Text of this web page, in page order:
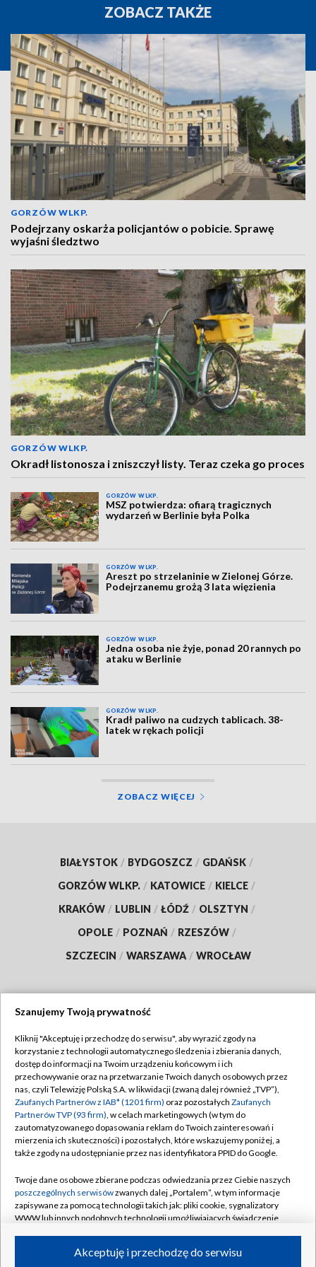
ZOBACZ TAKŻE
GORZÓW WLKP.
Podejrzany oskarża policjantów o pobicie. Sprawę
wyjaśni śledztwo
GORZÓW WLKP.
Okradł listonosza i zniszczył listy. Teraz czeka go proces
GORZÓW WLKP.
MSZ potwierdza: ofiarą tragicznych
wydarzeń w Berlinie była Polka
GORZÓW WLKP.
Areszt po strzelaninie w Zielonej Górze.
Podejrzanemu grożą 3 lata więzienia
GORZÓW WLKP.
Jedna osoba nie żyje, ponad 20 rannych po
ataku w Berlinie
GORZÓW WLKP.
Kradł paliwo na cudzych tablicach. 38-
latek w rękach policji
ZOBACZ WIĘCEJ
BIAŁYSTOK / BYDGOSZCZ / GDAŃSK /
GORZÓW WLKP. / KATOWICE / KIELCE /
KRAKÓW / LUBLIN / ŁÓDŹ / OLSZTYN /
OPOLE / POZNAŃ / RZESZÓW /
SZCZECIN / WARSZAWA / WROCŁAW
TVP
Abonament TVP
Emisja w TVP
Centrum informacji TVP
Naziemna Telewizja Cyfrowa
Rada Programowa
System NOS
Informacje o nadawcy
Program dla prasy
Regulamin TVP
Polityka prywatności
Moje zgody
Pomoc
Kontakt
Kanały
Szanujemy Twoją prywatność
Kliknij "Akceptuję i przechodzę do serwisu", aby wyrazić zgody na
korzystanie z technologii automatycznego śledzenia i zbierania danych,
dostęp do informacji na Twoim urządzeniu końcowym i ich
przechowywanie oraz na przetwarzanie Twoich danych osobowych przez
nas, czyli Telewizję Polską S.A. w likwidacji (zwaną dalej również „TVP”),
Zaufanych Partnerów z IAB* (1201 firm) oraz pozostałych Zaufanych
Partnerów TVP (93 firm), w celach marketingowych (w tym do
zautomatyzowanego dopasowania reklam do Twoich zainteresowań i
mierzenia ich skuteczności) i pozostałych, które wskazujemy poniżej, a
także zgody na udostępnianie przez nas identyfikatora PPID do Google.
Twoje dane osobowe zbierane podczas odwiedzania przez Ciebie naszych
poszczególnych serwisówzwanych dalej „Portalem”, w tym informacje
zapisywane za pomocą technologii takich jak: pliki cookie, sygnalizatory
WWW lub innych podobnych technologii umożliwiających świadczenie
ruchu w Internecie.Akceptuję i przechodzę do serwisu